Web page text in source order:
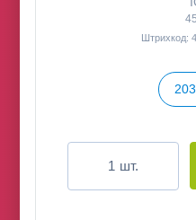
Штрихкод:
шт.